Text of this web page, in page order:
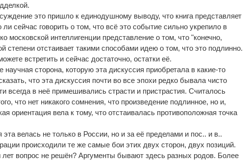
это пришло к единодушному выводу, что книга представляет
сейчас говорить о том, что всё это событие сильно укрепило в
московской интеллигенции представление о том, что "конечно,
степени отстаивает такими способами идею о том, что это подлинно.
встретить и сейчас достаточно, остатки её.
научная сторона, которую эта дискуссия приобретала в какие-то
что эта дискуссия почти во все эпохи редко бывала чисто
всегда в неё примешивались страсти и пристрастия. Считалось
что нет никакого сомнения, что произведение подлинное, но и,
ориентация вела к тому, что отстаивалась противоположная точка
эта велась не только в России, но и за её пределами и пос.. и в..
происходили те же самые бои этих двух сторон, двух позиций.
лет вопрос не решён? Аргументы бывают здесь разных родов. Более